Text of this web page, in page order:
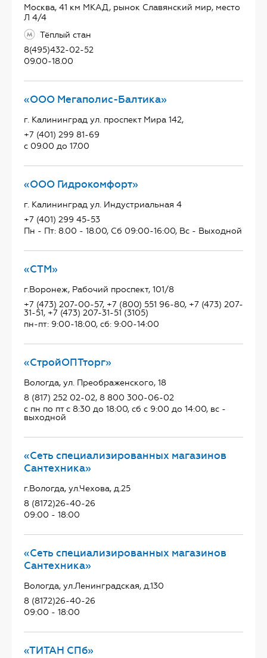
Москва, 41 км МКАД, рынок Славянский мир, место
Л 4/4
Тёплый стан
8(495)432-02-52
09.00-18.00
«ООО Мегаполис-Балтика»
г. Калининград ул. проспект Мира 142,
+7 (401) 299 81-69
с 09.00 до 17.00
«ООО Гидрокомфорт»
г. Калининград ул. Индустриальная 4
+7 (401) 299 45-53
Пн - Пт: 8.00 - 18.00, Сб 09:00-16:00, Вс - Выходной
«СТМ»
г.Воронеж, Рабочий проспект, 101/8
+7 (473) 207-00-57, +7 (800) 551 96-80, +7 (473) 207-
31-51, +7 (473) 207-31-51 (3105)
пн-пт: 9:00-18:00, сб: 9:00-14:00
«СтройОПТторг»
Вологда, ул. Преображенского, 18
8 (817) 252 02-02, 8 800 300-06-02
с пн по пт с 8:30 до 18:00, сб с 9:00 до 14:00, вс -
выходной
«Сеть специализированных магазинов
Сантехника»
г.Вологда, ул.Чехова, д.25
8 (8172)26-40-26
09:00 - 18:00
«Сеть специализированных магазинов
Сантехника»
Вологда, ул.Ленинградская, д.130
8 (8172)26-40-26
09:00 - 18:00
«ТИТАН СПб»